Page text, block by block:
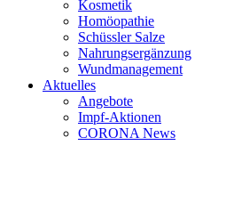
Kosmetik
Homöopathie
Schüssler Salze
Nahrungsergänzung
Wundmanagement
Aktuelles
Angebote
Impf-Aktionen
CORONA News